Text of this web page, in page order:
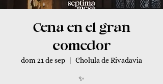
Cena en el gran
comedor
dom 21 de sep Cholula de Rivadavia
✨